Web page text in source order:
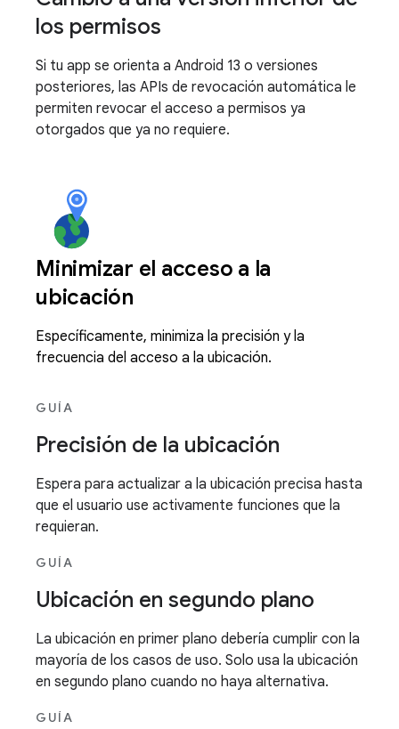
los permisos
Si tu app se orienta a Android 13 o versiones
posteriores, las APIs de revocación automática le
permiten revocar el acceso a permisos ya
otorgados que ya no requiere.
Minimizar el acceso a la
ubicación
Específicamente, minimiza la precisión y la
frecuencia del acceso a la ubicación.
GUÍA
Precisión de la ubicación
Espera para actualizar a la ubicación precisa hasta
que el usuario use activamente funciones que la
requieran.
GUÍA
Ubicación en segundo plano
La ubicación en primer plano debería cumplir con la
mayoría de los casos de uso. Solo usa la ubicación
en segundo plano cuando no haya alternativa.
GUÍA